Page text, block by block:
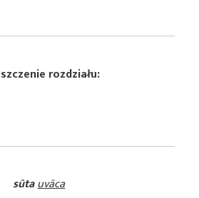
rozdziału:
sūtauvāca